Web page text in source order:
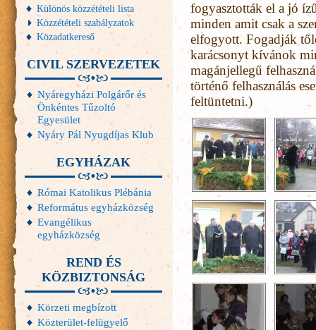
fogyasztották el a jó
minden amit csak a
elfogyott. Fogadják
karácsonyt kívánok
magánjellegű
történő felhasználás
feltüntetni.)
Különös közzétételi lista
Közzétételi szabályzatok
Közadatkereső
CIVIL SZERVEZETEK
Nyáregyházi Polgárőr és
Önkéntes Tűzoltó
Egyesület
Nyáry Pál Nyugdíjas Klub
EGYHÁZAK
Római Katolikus Plébánia
Református egyházközség
Evangélikus
egyházközség
REND ÉS
KÖZBIZTONSÁG
Körzeti megbízott
Közterület-felügyelő